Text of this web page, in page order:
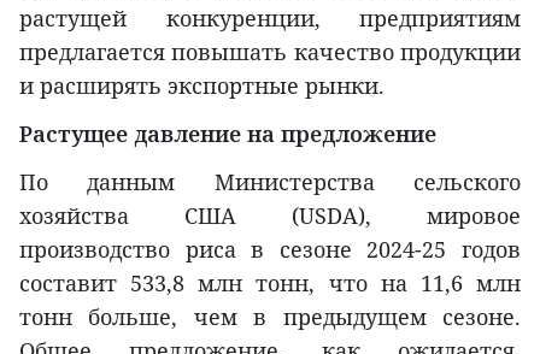
растущей конкуренции, предприятиям
предлагается повышать качество продукции
и расширять экспортные рынки.
Растущее давление на предложение
По данным Министерства сельского
хозяйства США (USDA), мировое
производство риса в сезоне 2024-25 годов
составит 533,8 млн тонн, что на 11,6 млн
тонн больше, чем в предыдущем сезоне.